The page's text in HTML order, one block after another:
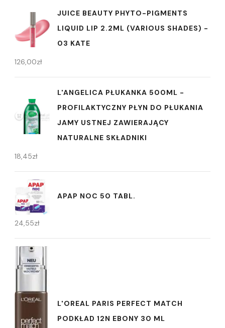
JUICE BEAUTY PHYTO-PIGMENTS
LIQUID LIP 2.2ML (VARIOUS SHADES) -
03 KATE
126,00zł
L'ANGELICA PŁUKANKA 500ML -
PROFILAKTYCZNY PŁYN DO PŁUKANIA
JAMY USTNEJ ZAWIERAJĄCY
NATURALNE SKŁADNIKI
18,45zł
APAP NOC 50 TABL.
24,55zł
L'OREAL PARIS PERFECT MATCH
PODKŁAD 12N EBONY 30 ML